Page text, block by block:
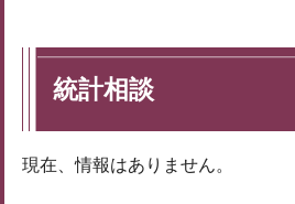
統計相談
現在、情報はありません。